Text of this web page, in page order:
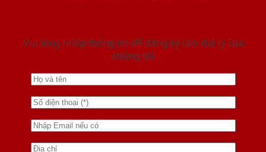
Vui lòng nhập thông tin để đăng ký làm đại lý của
chúng tôi